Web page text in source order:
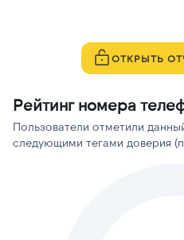
ОТКРЫТЬ
Рейтинг номера
Пользователи отметили
следующими тегами доверия